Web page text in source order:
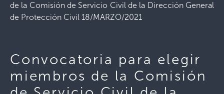
de la Comisión de Servicio Civil de la Dirección General
de Protección Civil 18/MARZO/2021
Convocatoria para elegir
miembros de la Comisión